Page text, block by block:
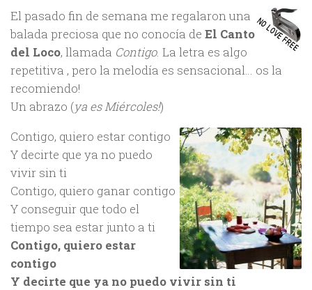
El pasado fin de semana me regalaron una
balada preciosa que no conocía de El Canto
del Loco, llamada Contigo. La letra es algo
repetitiva , pero la melodía es sensacional… os la
recomiendo!
Un abrazo (ya es Miércoles!)
Contigo, quiero estar contigo
Y decirte que ya no puedo
vivir sin ti
Contigo, quiero ganar contigo
Y conseguir que todo el
tiempo sea estar junto a ti
Contigo, quiero estar
contigo
Y decirte que ya no puedo vivir sin ti